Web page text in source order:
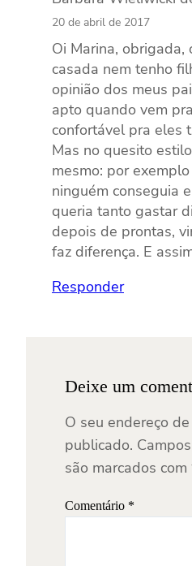
20 de abril de 2017
Oi Marina,
casada nem tenho
opinião dos meus
apto quando vem
confortável pra eles
Mas no quesito
mesmo: por
ninguém conseguia
queria tanto gastar
depois de prontas,
faz diferença. E
Responder
Deixe um
O seu endereço
publicado.
são marcados com
Comentário *